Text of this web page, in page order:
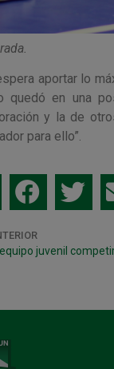
aportar lo
quedó en una
y la de
para ello”.
equipo juvenil